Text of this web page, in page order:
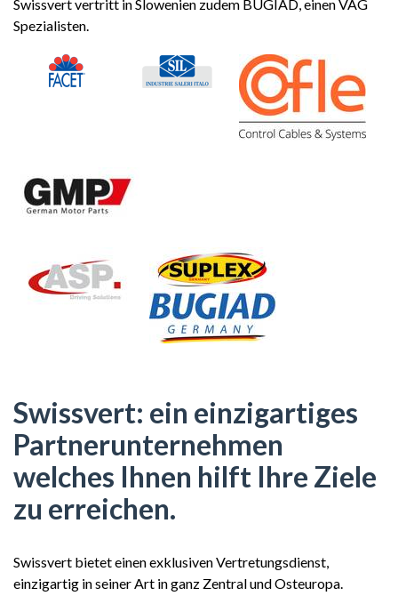
Swissvert vertritt in Slowenien zudem BUGIAD, einen VAG
Spezialisten.
Swissvert: ein einzigartiges
Partnerunternehmen
welches Ihnen hilft Ihre Ziele
zu erreichen.
Swissvert bietet einen exklusiven Vertretungsdienst,
einzigartig in seiner Art in ganz Zentral und Osteuropa.